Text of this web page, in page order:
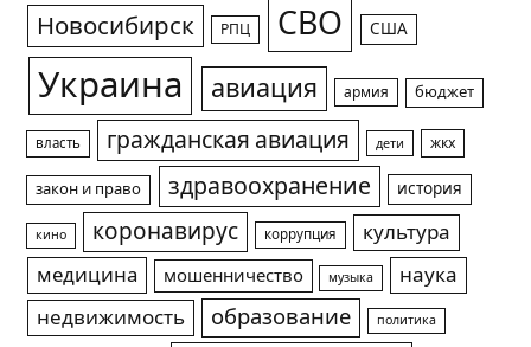
Новосибирск РПЦ СВО США
Украина авиация армия бюджет
власть гражданская авиация дети жкх
закон и право здравоохранение история
кино коронавирус коррупция
культура
медицина
мошенничество музыка
наука
недвижимость
образование политика